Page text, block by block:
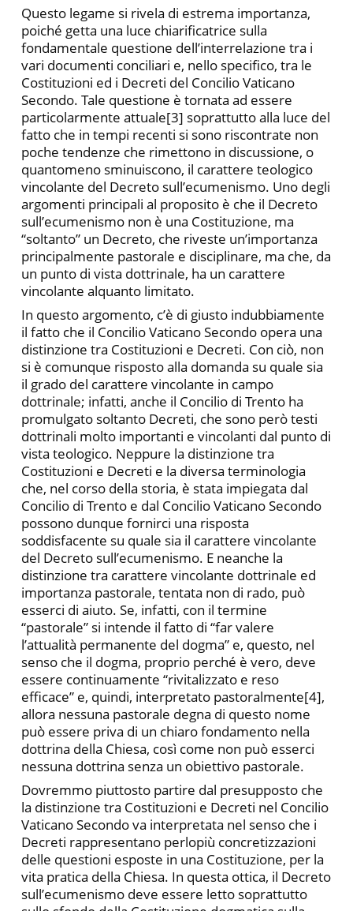
Questo legame si rivela di estrema importanza,
poiché getta una luce chiarificatrice sulla
fondamentale questione dell’interrelazione tra i
vari documenti conciliari e, nello specifico, tra le
Costituzioni ed i Decreti del Concilio Vaticano
Secondo. Tale questione è tornata ad essere
particolarmente attuale[3] soprattutto alla luce del
fatto che in tempi recenti si sono riscontrate non
poche tendenze che rimettono in discussione, o
quantomeno sminuiscono, il carattere teologico
vincolante del Decreto sull’ecumenismo. Uno degli
argomenti principali al proposito è che il Decreto
sull’ecumenismo non è una Costituzione, ma
“soltanto” un Decreto, che riveste un’importanza
principalmente pastorale e disciplinare, ma che, da
un punto di vista dottrinale, ha un carattere
vincolante alquanto limitato.
In questo argomento, c’è di giusto indubbiamente
il fatto che il Concilio Vaticano Secondo opera una
distinzione tra Costituzioni e Decreti. Con ciò, non
si è comunque risposto alla domanda su quale sia
il grado del carattere vincolante in campo
dottrinale; infatti, anche il Concilio di Trento ha
promulgato soltanto Decreti, che sono però testi
dottrinali molto importanti e vincolanti dal punto di
vista teologico. Neppure la distinzione tra
Costituzioni e Decreti e la diversa terminologia
che, nel corso della storia, è stata impiegata dal
Concilio di Trento e dal Concilio Vaticano Secondo
possono dunque fornirci una risposta
soddisfacente su quale sia il carattere vincolante
del Decreto sull’ecumenismo. E neanche la
distinzione tra carattere vincolante dottrinale ed
importanza pastorale, tentata non di rado, può
esserci di aiuto. Se, infatti, con il termine
“pastorale” si intende il fatto di “far valere
l’attualità permanente del dogma” e, questo, nel
senso che il dogma, proprio perché è vero, deve
essere continuamente “rivitalizzato e reso
efficace” e, quindi, interpretato pastoralmente[4],
allora nessuna pastorale degna di questo nome
può essere priva di un chiaro fondamento nella
dottrina della Chiesa, così come non può esserci
nessuna dottrina senza un obiettivo pastorale.
Dovremmo piuttosto partire dal presupposto che
la distinzione tra Costituzioni e Decreti nel Concilio
Vaticano Secondo va interpretata nel senso che i
Decreti rappresentano perlopiù concretizzazioni
delle questioni esposte in una Costituzione, per la
vita pratica della Chiesa. In questa ottica, il Decreto
sull’ecumenismo deve essere letto soprattutto